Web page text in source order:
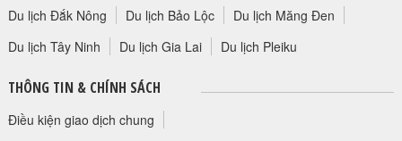
Du lịch Đắk Nông
Du lịch Bảo Lộc
Du lịch Măng Đen
Du lịch Tây Ninh
Du lịch Gia Lai Du lịch Pleiku
THÔNG TIN & CHÍNH SÁCH
Điều kiện giao dịch chung